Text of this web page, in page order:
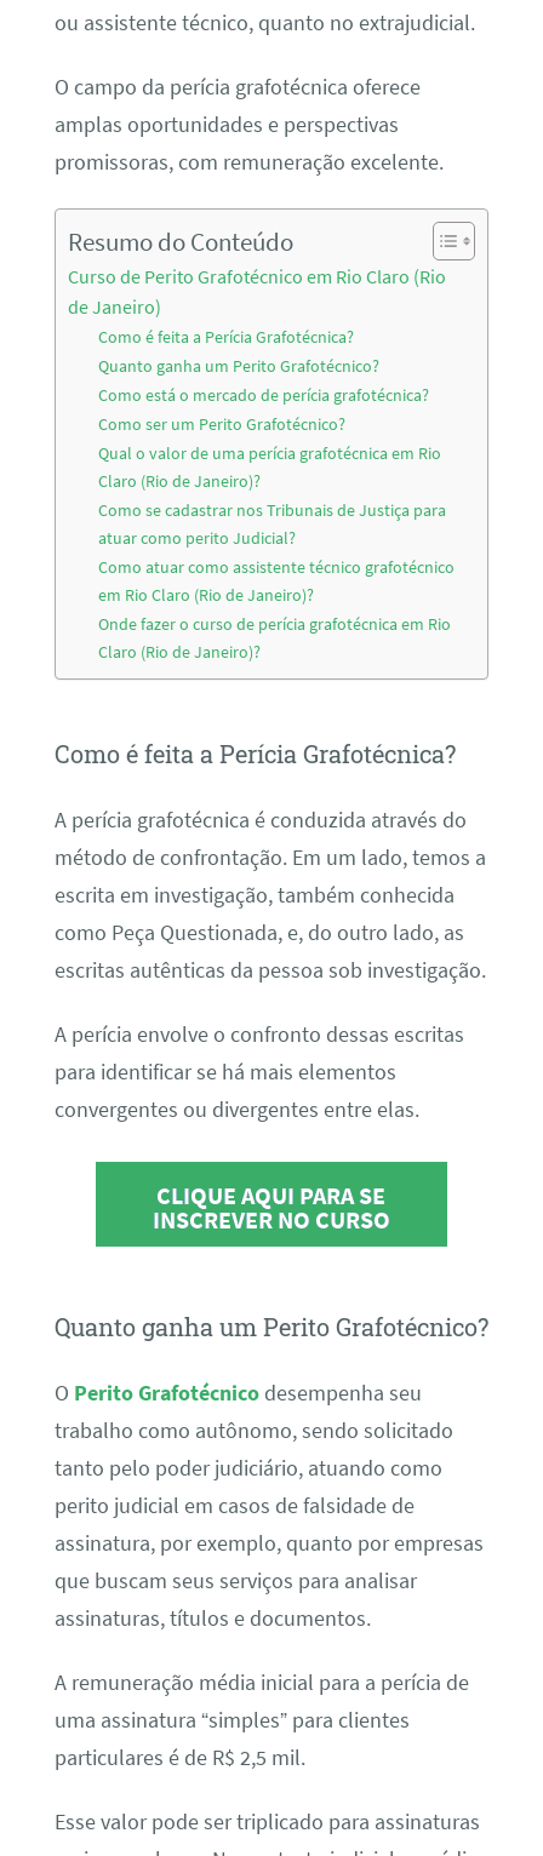
ou assistente técnico, quanto no extrajudicial.
O campo da perícia grafotécnica oferece
amplas oportunidades e perspectivas
promissoras, com remuneração excelente.
Resumo do Conteúdo
Curso de Perito Grafotécnico em Rio Claro (Rio
de Janeiro)
Como é feita a Perícia Grafotécnica?
Quanto ganha um Perito Grafotécnico?
Como está o mercado de perícia grafotécnica?
Como ser um Perito Grafotécnico?
Qual o valor de uma perícia grafotécnica em Rio
Claro (Rio de Janeiro)?
Como se cadastrar nos Tribunais de Justiça para
atuar como perito Judicial?
Como atuar como assistente técnico grafotécnico
em Rio Claro (Rio de Janeiro)?
Onde fazer o curso de perícia grafotécnica em Rio
Claro (Rio de Janeiro)?
Como é feita a Perícia Grafotécnica?
A perícia grafotécnica é conduzida através do
método de confrontação. Em um lado, temos a
escrita em investigação, também conhecida
como Peça Questionada, e, do outro lado, as
escritas autênticas da pessoa sob investigação.
A perícia envolve o confronto dessas escritas
para identificar se há mais elementos
convergentes ou divergentes entre elas.
CLIQUE AQUI PARA SE
INSCREVER NO CURSO
Quanto ganha um Perito Grafotécnico?
O Perito Grafotécnicodesempenha seu
trabalho como autônomo, sendo solicitado
tanto pelo poder judiciário, atuando como
perito judicial em casos de falsidade de
assinatura, por exemplo, quanto por empresas
que buscam seus serviços para analisar
assinaturas, títulos e documentos.
A remuneração média inicial para a perícia de
uma assinatura “simples” para clientes
particulares é de R$ 2,5 mil.
Esse valor pode ser triplicado para assinaturas